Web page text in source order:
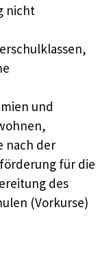
nicht
und
nach der
für die
des
(Vorkurse)